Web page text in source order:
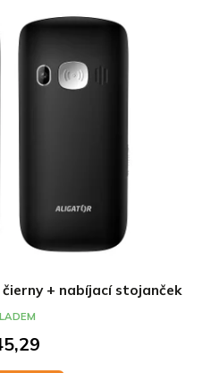
+ nabíjací stojanček